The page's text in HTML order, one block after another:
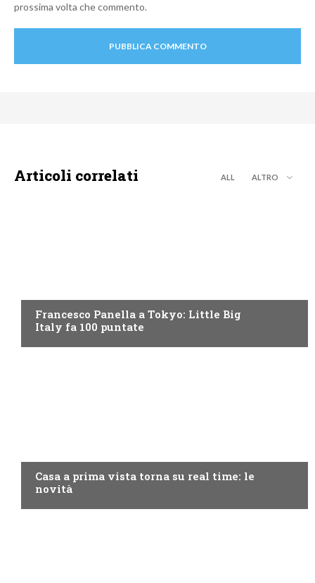
prossima volta che commento.
Articoli correlati ALL ALTRO
Francesco Panella a Tokyo: Little Big
Italy fa 100 puntate
Casa a prima vista torna su real time: le
novità